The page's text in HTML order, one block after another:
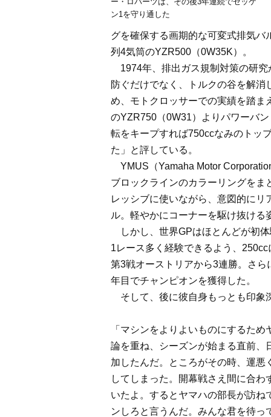
ン1を守り通した
グを確保する画期的な可変式排気
列4気筒のYZR500（0W35K）。
1974年、排出ガス規制対策の研究
防ぐだけでなく、トルクの谷を解
め、モトクロッサーでの実績を踏ま
のYZR750（0W31）よりパワーバ
転をキープすれば750ccなみのトッ
た」と評している。
YMUS（Yamaha Motor
ブロックラインのカラーリングを
レッシブに使いながら、意図的に
ル。軽やかにコーナーを駆け抜け
しかし、世界GPはほとんどが初
1レース多く経験できるよう、
第3戦オーストリアから3連勝。さ
年目でチャンピオンを獲得した。
そして、後に彼自身もっとも印象
「マシンをよりよいものにするた
論を重ね、シーズンが始まる直前、
加したんだ。ところがその時、運悪
してしまった。開幕戦さえ間に合わ
いたよ。するとヤマハの部長が訪ね
ンしろと言うんだ。みんな君を待っ